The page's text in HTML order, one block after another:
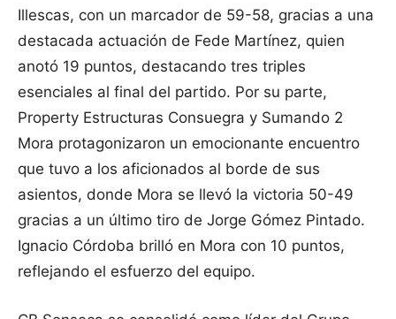
Illescas, con un marcador de 59-58, gracias a una
destacada actuación de Fede Martínez, quien
anotó 19 puntos, destacando tres triples
esenciales al final del partido. Por su parte,
Property Estructuras Consuegra y Sumando 2
Mora protagonizaron un emocionante encuentro
que tuvo a los aficionados al borde de sus
asientos, donde Mora se llevó la victoria 50-49
gracias a un último tiro de Jorge Gómez Pintado.
Ignacio Córdoba brilló en Mora con 10 puntos,
reflejando el esfuerzo del equipo.